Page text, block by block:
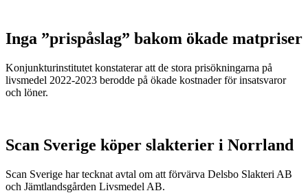
Inga ”prispåslag” bakom ökade matpriser
Konjunkturinstitutet konstaterar att de stora prisökningarna på
livsmedel 2022-2023 berodde på ökade kostnader för insatsvaror
och löner.
Scan Sverige köper slakterier i Norrland
Scan Sverige har tecknat avtal om att förvärva Delsbo Slakteri AB
och Jämtlandsgården Livsmedel AB.